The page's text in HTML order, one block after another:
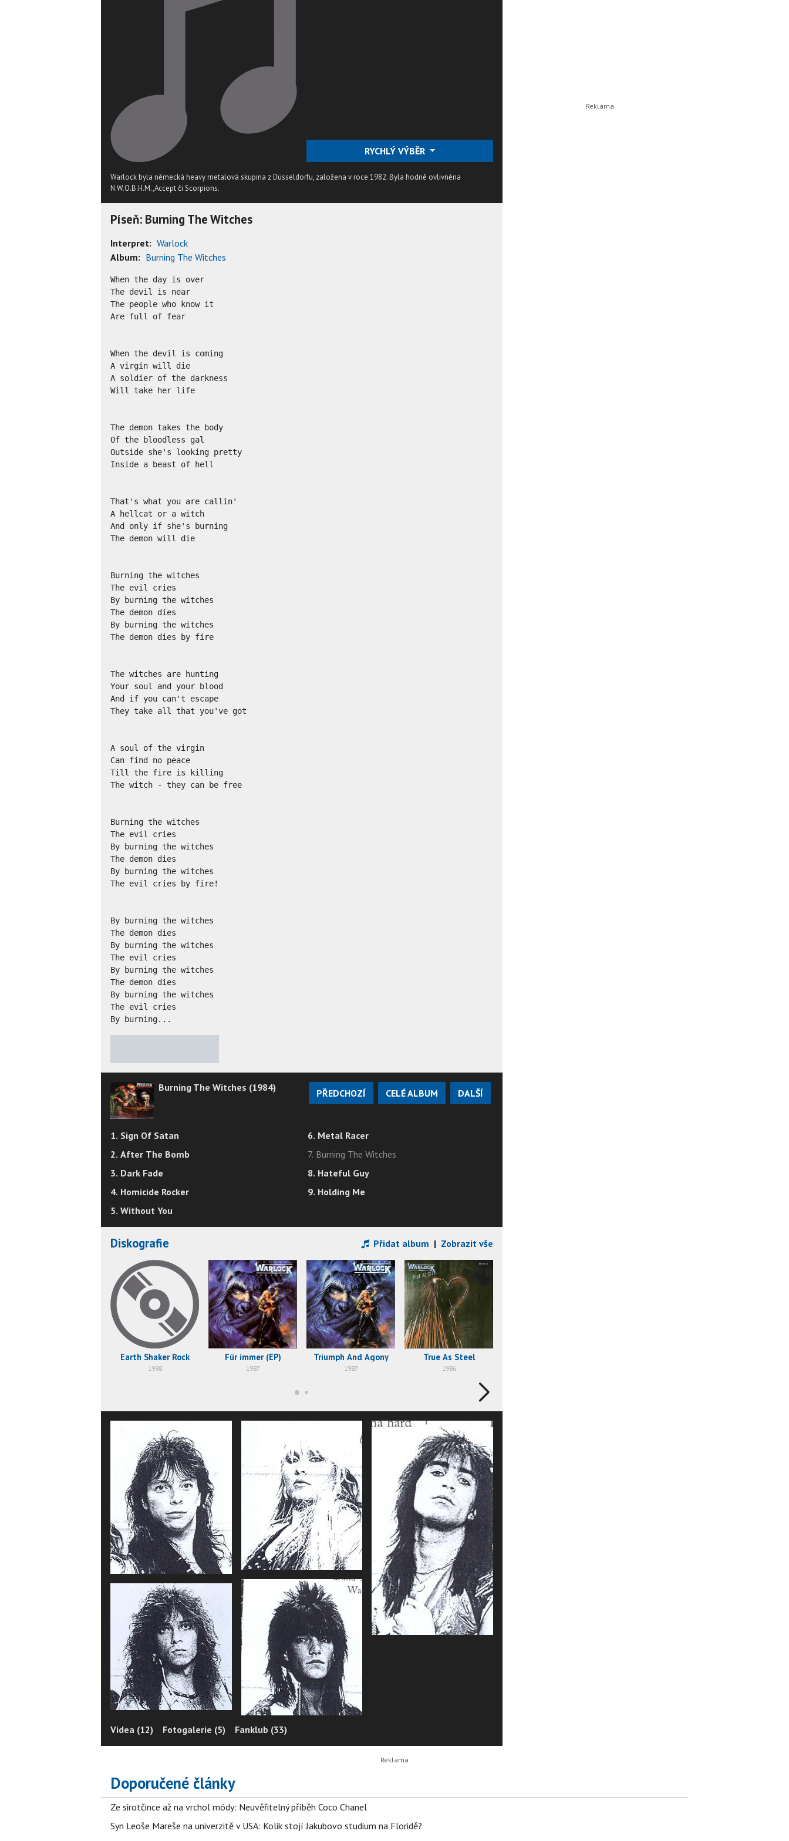
RYCHLÝ VÝBĚR
Warlock byla německá heavy metalová skupina z Düsseldorfu, založena v roce 1982. Byla hodně ovlivněna
N.W.O.B.H.M.,Accept či Scorpions.
Píseň: Burning The Witches
Interpret: Warlock
Album: Burning The Witches
When the day is over
The devil is near
The people who know it
Are full of fear
When the devil is coming
A virgin will die
A soldier of the darkness
Will take her life
The demon takes the body
Of the bloodless gal
Outside she's looking pretty
Inside a beast of hell
That's what you are callin'
A hellcat or a witch
And only if she's burning
The demon will die
Burning the witches
The evil cries
By burning the witches
The demon dies
By burning the witches
The demon dies by fire
The witches are hunting
Your soul and your blood
And if you can't escape
They take all that you've got
A soul of the virgin
Can find no peace
Till the fire is killing
The witch - they can be free
Burning the witches
The evil cries
By burning the witches
The demon dies
By burning the witches
The evil cries by fire!
By burning the witches
The demon dies
By burning the witches
The evil cries
By burning the witches
The demon dies
By burning the witches
The evil cries
By burning...
Burning The Witches (1984) PŘEDCHOZÍ CELÉ ALBUM DALŠÍ
1. Sign Of Satan
2. After The Bomb
3. Dark Fade
4. Homicide Rocker
5. Without You
6. Metal Racer
7. Burning The Witches
8. Hateful Guy
9. Holding Me
Diskografie Přidat album | Zobrazit vše
Earth Shaker Rock
1998
Für immer (EP)
1987
Triumph And Agony
1987
True As Steel
1986
Videa (12) Fotogalerie (5) Fanklub (33)
Doporučené články
Ze sirotčince až na vrchol módy: Neuvěřitelný příběh Coco Chanel
Syn Leoše Mareše na univerzitě v USA: Kolik stojí Jakubovo studium na Floridě?